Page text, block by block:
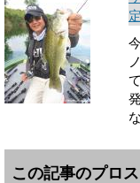
この記事のプロ